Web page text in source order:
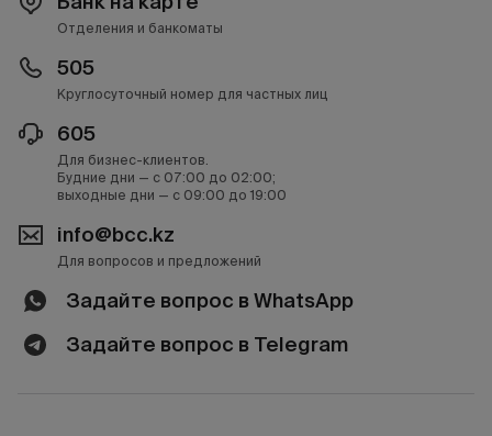
Отделения и банкоматы
505
Круглосуточный номер для частных лиц
605
Для бизнес-клиентов.
Будние дни — с 07:00 до 02:00;
выходные дни — с 09:00 до 19:00
info@bcc.kz
Для вопросов и предложений
Задайте вопрос в WhatsApp
Задайте вопрос в Telegram